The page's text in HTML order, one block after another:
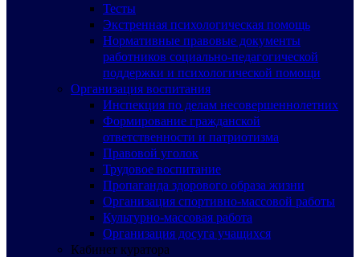
Тесты
Экстренная психологическая помощь
Нормативные правовые документы
работников социально-педагогической
поддержки и психологической помощи
Организация воспитания
Инспекция по делам несовершеннолетних
Формирование гражданской
ответственности и патриотизма
Правовой уголок
Трудовое воспитание
Пропаганда здорового образа жизни
Организация спортивно-массовой работы
Культурно-массовая работа
Организация досуга учащихся
Кабинет куратора